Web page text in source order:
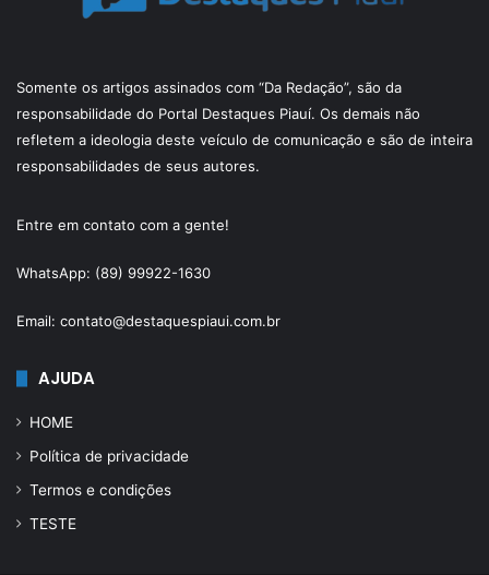
Somente os artigos assinados com “Da Redação”, são da
responsabilidade do Portal Destaques Piauí. Os demais não
refletem a ideologia deste veículo de comunicação e são de inteira
responsabilidades de seus autores.
Entre em contato com a gente!
WhatsApp: (89) 99922-1630
Email: contato@destaquespiaui.com.br
AJUDA
HOME
Política de privacidade
Termos e condições
TESTE